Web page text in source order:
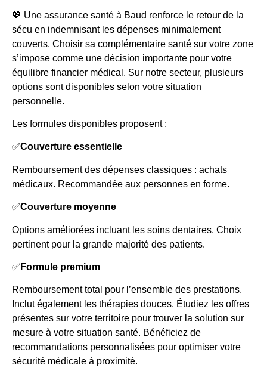
💖 Une assurance santé à Baud renforce le retour de la
sécu en indemnisant les dépenses minimalement
couverts. Choisir sa complémentaire santé sur votre zone
s’impose comme une décision importante pour votre
équilibre financier médical. Sur notre secteur, plusieurs
options sont disponibles selon votre situation
personnelle.
Les formules disponibles proposent :
✅Couverture essentielle
Remboursement des dépenses classiques : achats
médicaux. Recommandée aux personnes en forme.
✅Couverture moyenne
Options améliorées incluant les soins dentaires. Choix
pertinent pour la grande majorité des patients.
✅ Formule premium
Remboursement total pour l’ensemble des prestations.
Inclut également les thérapies douces. Étudiez les offres
présentes sur votre territoire pour trouver la solution sur
mesure à votre situation santé. Bénéficiez de
recommandations personnalisées pour optimiser votre
sécurité médicale à proximité.